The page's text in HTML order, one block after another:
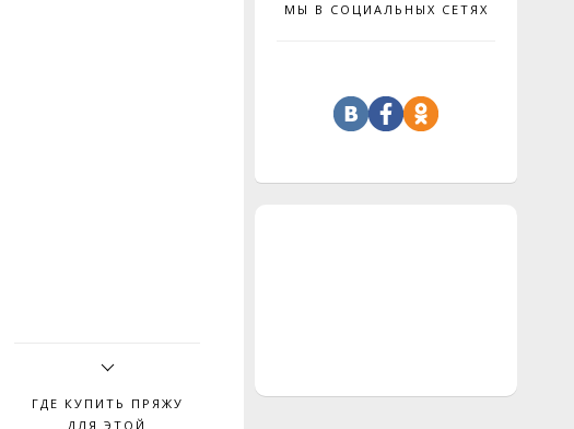
ГДЕ КУПИТЬ ПРЯЖУ
ДЛЯ ЭТОЙ
МЫ В СОЦИАЛЬНЫХ СЕТЯХ